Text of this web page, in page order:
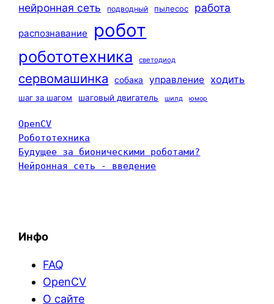
нейронная сеть подводный пылесос работа
распознавание робот
робототехника светодиод
сервомашинка собака управление ходить
шаг за шагом шаговый двигатель шилд юмор
OpenCV
Робототехника
Будущее за бионическими роботами?
Нейронная сеть - введение
Инфо
FAQ
OpenCV
О сайте